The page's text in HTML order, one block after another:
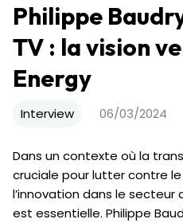
Philippe
TV : la vision
Energy
Interview 06/03/2024
Dans un contexte où la
cruciale pour lutter contre
l’innovation dans le secteur
est essentielle. Philippe